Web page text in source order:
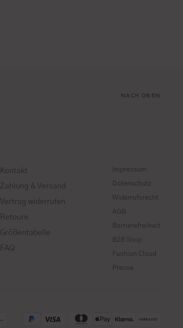
NACH OBEN
Kontakt
Zahlung & Versand
Vertrag widerrufen
Retoure
Größentabelle
FAQ
Impressum
Datenschutz
Widerrufsrecht
AGB
Barrierefreiheit
B2B Shop
Fashion Cloud
Presse